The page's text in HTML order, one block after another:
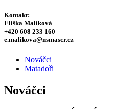
Kontakt:
Eliška Malíková
+420 608 233 160
e.malikova@nsmascr.cz
Nováčci
Matadoři
Nováčci